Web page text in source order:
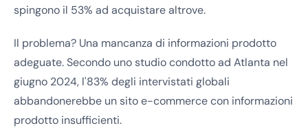
spingono il 53% ad acquistare altrove.
Il problema? Una mancanza di informazioni prodotto
adeguate. Secondo uno studio condotto ad Atlanta nel
giugno 2024, l'83% degli intervistati globali
abbandonerebbe un sito e-commerce con informazioni
prodotto insufficienti.